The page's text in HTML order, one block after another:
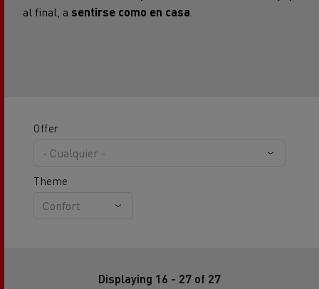
al final, a sentirse como en casa
Offer
Theme
Displaying 16 - 27 of 27